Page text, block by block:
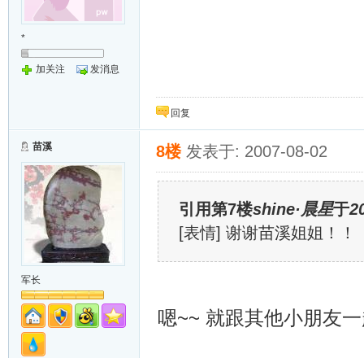
*
加关注 发消息
回复
苗溪
军长
8楼 发表于: 2007-08-02
引用第7楼shine·晨星于
[表情] 谢谢苗溪姐姐！！
嗯~~ 就跟其他小朋友